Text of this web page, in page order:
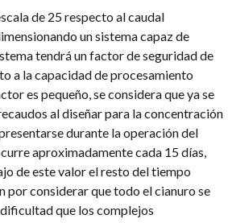
de 25 respecto al caudal
un sistema capaz de
tendrá un factor de seguridad de
a la capacidad de procesamiento
es pequeño, se considera que ya se
al diseñar para la concentración
durante la operación del
aproximadamente cada 15 días,
de este valor el resto del tiempo
por considerar que todo el cianuro se
que los complejos